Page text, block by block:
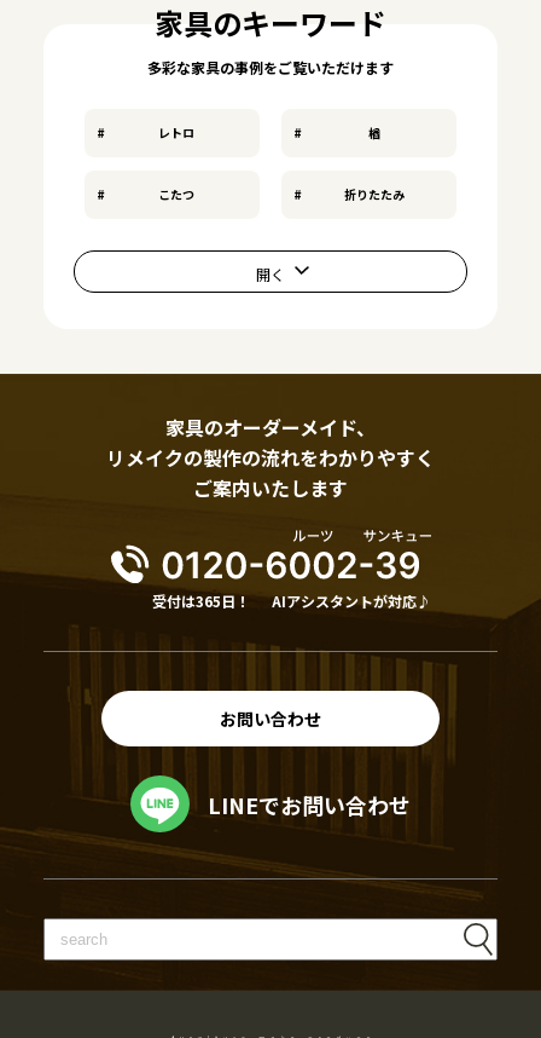
家具のキーワード
多彩な家具の事例をご覧いただけます
レトロ 楢
こたつ 折りたたみ
家具のオーダーメイド、
リメイクの製作の流れをわかりやすく
ご案内いたします
受付は365日！ AIアシスタントが対応♪
お問い合わせ
LINEでお問い合わせ